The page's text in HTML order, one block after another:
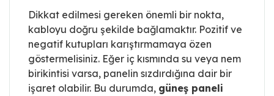
Dikkat edilmesi gereken önemli bir nokta,
kabloyu doğru şekilde bağlamaktır. Pozitif ve
negatif kutupları karıştırmamaya özen
göstermelisiniz. Eğer iç kısmında su veya nem
birikintisi varsa, panelin sızdırdığına dair bir
işaret olabilir. Bu durumda, güneş paneli